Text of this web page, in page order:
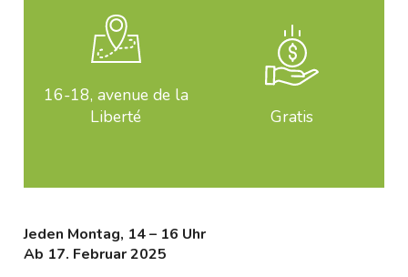
16-18, avenue de la
Liberté
Gratis
Jeden Montag, 14 – 16 Uhr
Ab 17. Februar 2025